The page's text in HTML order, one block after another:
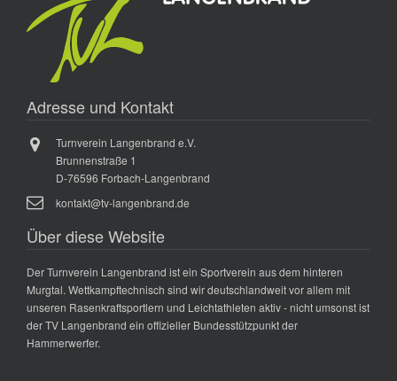
Adresse und Kontakt
Turnverein Langenbrand e.V.
Brunnenstraße 1
D-76596 Forbach-Langenbrand
kontakt@tv-langenbrand.de
Über diese Website
Der Turnverein Langenbrand ist ein Sportverein aus dem hinteren
Murgtal. Wettkampftechnisch sind wir deutschlandweit vor allem mit
unseren Rasenkraftsportlern und Leichtathleten aktiv - nicht umsonst ist
der TV Langenbrand ein offizieller Bundesstützpunkt der
Hammerwerfer.